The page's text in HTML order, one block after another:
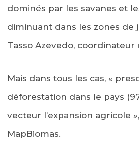
dominés par les savanes et
diminuant dans les zones de
Tasso Azevedo, coordinateur
Mais dans tous les cas, «
déforestation dans le pays
vecteur l’expansion agricole
MapBiomas.